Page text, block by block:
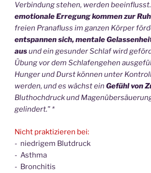
Verbindung stehen, werden beeinflusst.
emotionale Erregung kommen zur
freien Pranafluss im ganzen Körper
entspannen sich, mentale
ausund ein gesunder Schlaf wird
Übung vor dem Schlafengehen
Hunger und Durst können unter
werden, und es wächst ein Gefühl von
Bluthochdruck und
gelindert." *
Nicht praktizieren bei:
- niedrigem Blutdruck
- Asthma
- Bronchitis